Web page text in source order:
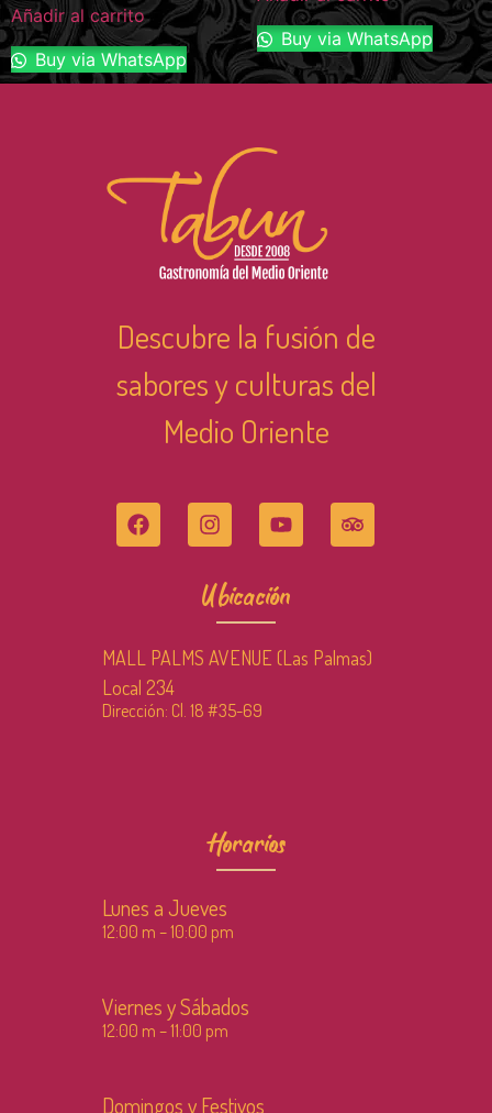
Añadir al carrito
Buy via WhatsApp
Buy via WhatsApp
Descubre la fusión de
sabores y culturas del
Medio Oriente
Ubicación
MALL PALMS AVENUE (Las Palmas)
Local 234
Dirección: Cl. 18 #35-69
Horarios
Lunes a Jueves
12:00 m – 10:00 pm
Viernes y Sábados
12:00 m – 11:00 pm
Domingos y Festivos